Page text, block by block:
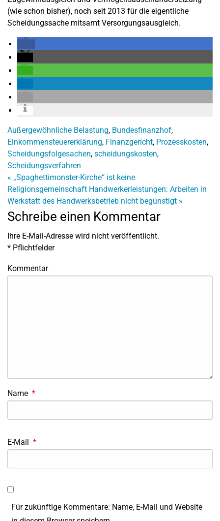
(wie schon bisher), noch seit 2013 für die eigentliche
Scheidungssache mitsamt Versorgungsausgleich.
Außergewöhnliche Belastung, Bundesfinanzhof,
Einkommensteuererklärung, Finanzgericht, Prozesskosten,
Scheidungsfolgesachen, scheidungskosten,
Scheidungsverfahren
« „Spaghettimonster-Kirche“ ist keine
Religionsgemeinschaft Handwerkerleistungen: Arbeiten in
Werkstatt des Handwerksbetrieb nicht begünstigt »
Schreibe einen Kommentar
Ihre E-Mail-Adresse wird nicht veröffentlicht.
* Pflichtfelder
Kommentar
Name *
E-Mail *
Für zukünftige Kommentare: Name, E-Mail und Website